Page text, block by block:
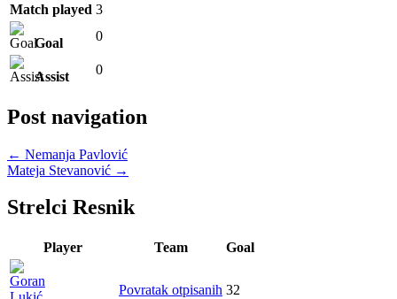
Match played 3
Goal 0
Assist 0
Post navigation
← Nemanja Pavlović
Mateja Stevanović →
Strelci Resnik
Player Team Goal
Povratak otpisanih 32